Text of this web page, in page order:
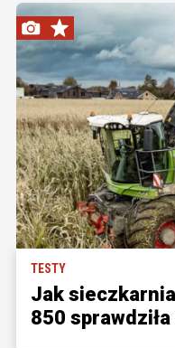
TESTY
Jak
850